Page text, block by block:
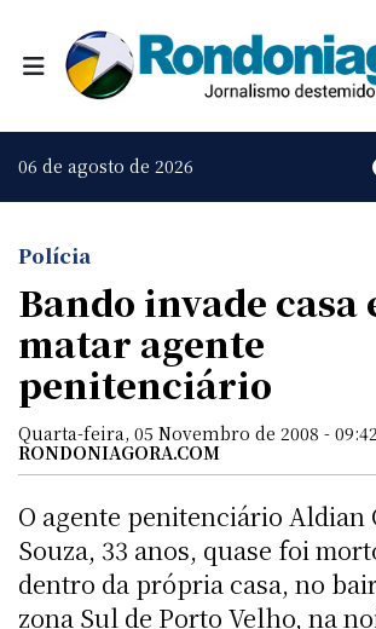
06 de agosto de 2026
Polícia
Bando invade casa
matar agente
penitenciário
Quarta-feira, 05 Novembro de 2008 -
RONDONIAGORA.COM
O agente penitenciário Aldian
Souza, 33 anos, quase foi
dentro da própria casa, no
zona Sul de Porto Velho, na